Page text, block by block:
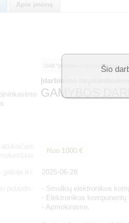
Apie įmonę
UAB "Įdarbinimo tarpininkavimo
Įdarbinimo
GAMYBOS
Nuo 1000 €
2025-06-28
- Smulkių elektronikos
- Elektronikos komponentų
- Apmokiname.
Šio